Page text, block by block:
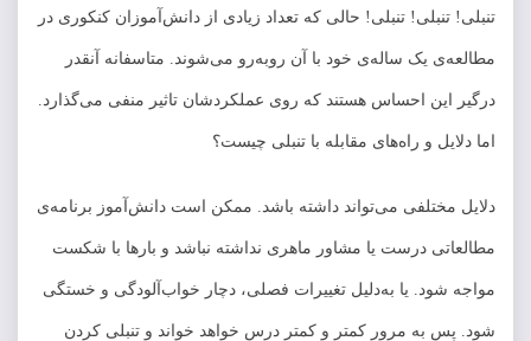
تنبلی! تنبلی! تنبلی! حالی که تعداد زیادی از دانش‌آموزان کنکوری در
مطالعه‌ی یک ساله‌ی خود با آن روبه‌رو می‌شوند. متاسفانه آنقدر
درگیر این احساس هستند که روی عملکردشان تاثیر منفی می‌گذارد.
اما دلایل و راه‌های مقابله با تنبلی چیست؟
دلایل مختلفی می‌تواند داشته باشد. ممکن است دانش‌آموز برنامه‌ی
مطالعاتی درست یا مشاور ماهری نداشته نباشد و بارها با شکست
مواجه شود. یا به‌دلیل تغییرات فصلی، دچار خواب‌آلودگی و خستگی
شود. پس به مرور کمتر و کمتر درس خواهد خواند و تنبلی‌ کردن